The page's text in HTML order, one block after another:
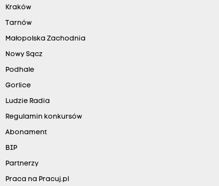
Kraków
Tarnów
Małopolska Zachodnia
Nowy Sącz
Podhale
Gorlice
Ludzie Radia
Regulamin konkursów
Abonament
BIP
Partnerzy
Praca na Pracuj.pl